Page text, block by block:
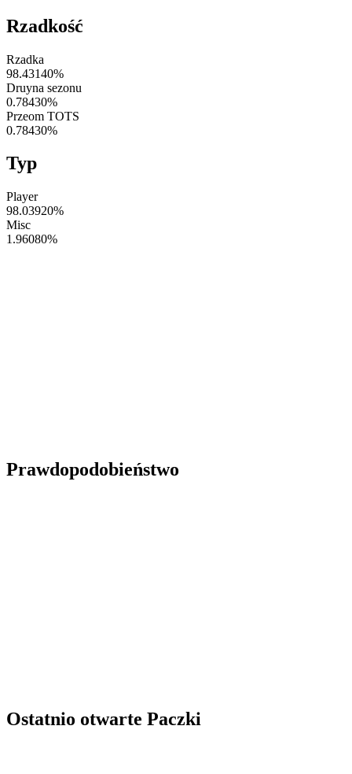
Rzadkość
Rzadka
98.43140%
Druyna sezonu
0.78430%
Przeom TOTS
0.78430%
Typ
Player
98.03920%
Misc
1.96080%
Prawdopodobieństwo
Ostatnio otwarte Paczki